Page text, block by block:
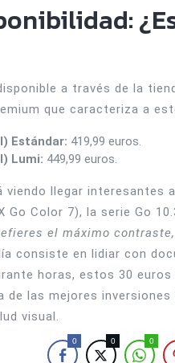
a través de la
que caracteriza a
Estándar: 419,99 euros.
Lumi: 449,99 euros.
viendo llegar
Go Color 7), la serie Go
el máximo
consiste en lidiar con
horas, estos 30
de las mejores
visual.
0 0 0